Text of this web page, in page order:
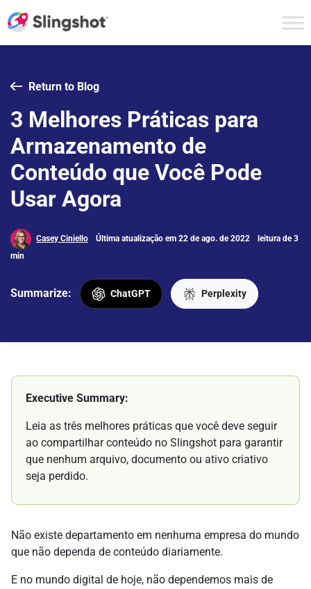
Return to Blog
3 Melhores Práticas para
Armazenamento de
Conteúdo que Você Pode
Usar Agora
Casey Ciniello Última atualização em 22 de ago. de 2022
leitura de 3
min
Summarize: ChatGPT Perplexity
Executive Summary:
Leia as três melhores práticas que você deve seguir
ao compartilhar conteúdo no Slingshot para garantir
que nenhum arquivo, documento ou ativo criativo
seja perdido.
Não existe departamento em nenhuma empresa do mundo
que não dependa de conteúdo diariamente.
E no mundo digital de hoje, não dependemos mais de